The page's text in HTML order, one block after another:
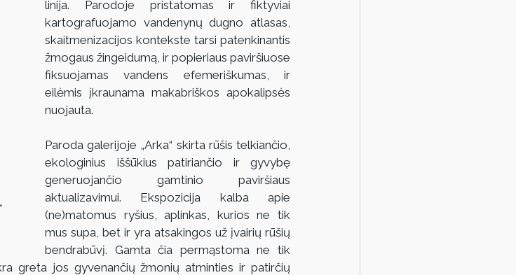
linija. Parodoje pristatomas ir fiktyviai
kartografuojamo vandenynų dugno atlasas,
skaitmenizacijos kontekste tarsi patenkinantis
žmogaus žingeidumą, ir popieriaus paviršiuose
fiksuojamas vandens efemeriškumas, ir
eilėmis įkraunama makabriškos apokalipsės
nuojauta.
Paroda galerijoje „Arka“ skirta rūšis telkiančio,
ekologinius iššūkius patiriančio ir gyvybę
generuojančio gamtinio paviršiaus
aktualizavimui. Ekspozicija kalba apie
(ne)matomus ryšius, aplinkas, kurios ne tik
mus supa, bet ir yra atsakingos už įvairių rūšių
bendrabūvį. Gamta čia permąstoma ne tik
greta jos gyvenančių žmonių atminties ir patirčių